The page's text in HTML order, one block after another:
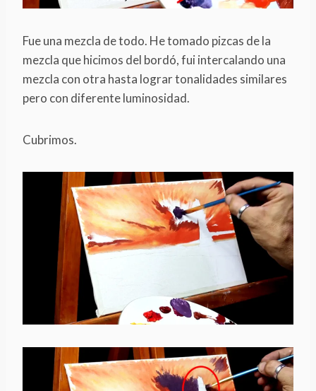
Fue una mezcla de todo. He tomado pizcas de la
mezcla que hicimos del bordó, fui intercalando una
mezcla con otra hasta lograr tonalidades similares
pero con diferente luminosidad.
Cubrimos.